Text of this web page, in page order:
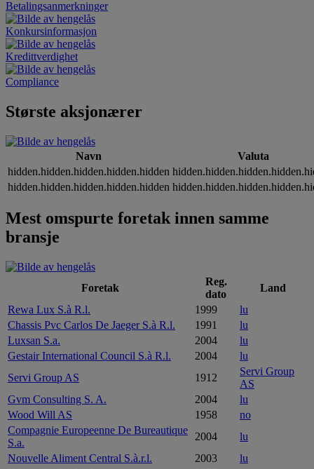
Betalingsanmerkninger
Konkursinformasjon
Kredittverdighet
Compliance
Største aksjonærer
Navn
Valuta
hidden.hidden.hidden.hidden.hidden
hidden.hidden.hidden.hidden.hidden
Mest omspurte foretak innen samme
bransje
Foretak
Reg.
dato
Land
Rewa Lux S.à R.l.
1999
lu
Chassis Pvc Carlos De Jaeger S.à R.l.
1991
lu
Luxsan S.a.
2004
lu
Gestair International Council S.à R.l.
2004
lu
Servi Group AS
1912
Servi Group
AS
Gvm Consulting S. A.
2004
lu
Wood Will AS
1958
no
Compagnie Europeenne De Bureautique
S.a.
2004
lu
Nouvelle Aliment Central S.à.r.l.
2003
lu